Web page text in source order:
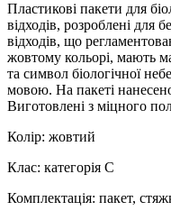
Пластикові пакети для
відходів, розроблені для
відходів, що
жовтому кольорі, мають
та символ біологічної
мовою. На пакеті
Виготовлені з міцного
Колір: жовтий
Клас: категорія С
Комплектація: пакет,